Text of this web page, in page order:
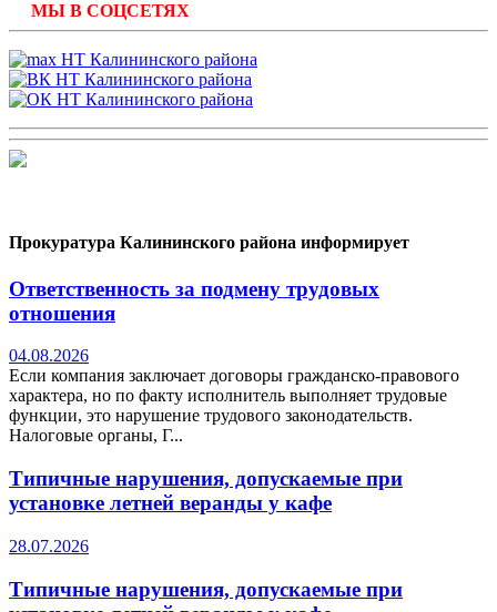
МЫ В СОЦСЕТЯХ
Прокуратура Калининского района информирует
Ответственность за подмену трудовых
отношения
04.08.2026
Если компания заключает договоры гражданско-правового
характера, но по факту исполнитель выполняет трудовые
функции, это нарушение трудового законодательств.
Налоговые органы, Г...
Типичные нарушения, допускаемые при
установке летней веранды у кафе
28.07.2026
Типичные нарушения, допускаемые при